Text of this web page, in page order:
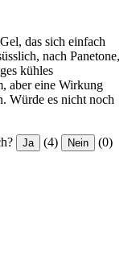
das sich einfach
nach Panetone,
kühles
aber eine Wirkung
Würde es nicht noch
Ja (4) Nein (0)